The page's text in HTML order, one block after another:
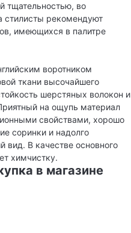
тщательностью, во
стилисты рекомендуют
имеющихся в палитре
воротником
ткани высочайшего
шерстяных волокон и
на ощупь материал
свойствами, хорошо
соринки и надолго
вид. В качестве основного
химчистку.
в магазине